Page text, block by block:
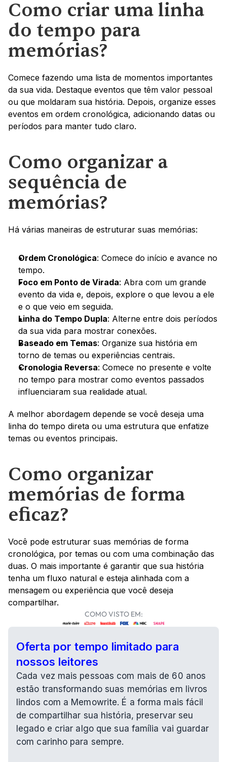
Como criar uma linha
do tempo para
memórias?
Comece fazendo uma lista de momentos importantes
da sua vida. Destaque eventos que têm valor pessoal
ou que moldaram sua história. Depois, organize esses
eventos em ordem cronológica, adicionando datas ou
períodos para manter tudo claro.
Como organizar a
sequência de
memórias?
Há várias maneiras de estruturar suas memórias:
Ordem Cronológica: Comece do início e avance no
tempo.
Foco em Ponto de Virada: Abra com um grande
evento da vida e, depois, explore o que levou a ele
e o que veio em seguida.
Linha do Tempo Dupla: Alterne entre dois períodos
da sua vida para mostrar conexões.
Baseado em Temas: Organize sua história em
torno de temas ou experiências centrais.
Cronologia Reversa: Comece no presente e volte
no tempo para mostrar como eventos passados
influenciaram sua realidade atual.
A melhor abordagem depende se você deseja uma
linha do tempo direta ou uma estrutura que enfatize
temas ou eventos principais.
Como organizar
memórias de forma
eficaz?
Você pode estruturar suas memórias de forma
cronológica, por temas ou com uma combinação das
duas. O mais importante é garantir que sua história
tenha um fluxo natural e esteja alinhada com a
mensagem ou experiência que você deseja
compartilhar.
COMO VISTO EM:
Oferta por tempo limitado para
nossos leitores
Cada vez mais pessoas com mais de 60 anos
estão transformando suas memórias em livros
lindos com a Memowrite. É a forma mais fácil
de compartilhar sua história, preservar seu
legado e criar algo que sua família vai guardar
com carinho para sempre.